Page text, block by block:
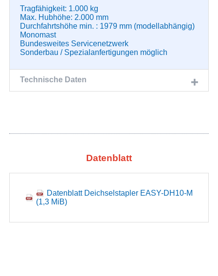
Tragfähigkeit: 1.000 kg
Max. Hubhöhe: 2.000 mm
Durchfahrtshöhe min. : 1979 mm (modellabhängig)
Monomast
Bundesweites Servicenetzwerk
Sonderbau / Spezialanfertigungen möglich
Technische Daten
Datenblatt
Datenblatt Deichselstapler EASY-DH10-M
(1,3 MiB)